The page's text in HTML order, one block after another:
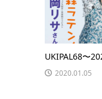
UKIPAL68〜
2020.01.05